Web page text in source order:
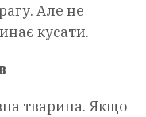
Але не
кусати.
тварина. Якщо